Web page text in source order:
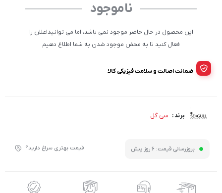
ناموجود
این محصول در حال حاضر موجود نمی باشد، اما می توانیداعلان را
فعال کنید تا به محض موجود شدن به شما اطلاع دهیم
ضمانت اصالت و سلامت فیزیکی کالا
برند : سی گل
بروزرسانی قیمت: 6 روز پیش قیمت بهتری سراغ دارید؟